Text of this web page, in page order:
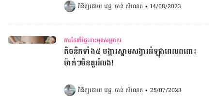
ពិនិត្យដោយ វេជ្ជ. ចាន់ ស៊ីណេត • 14/08/2023
ការថែទាំផ្ទៃពោះមុនសម្រាល
តិចនិកទាំង៥ បង្ការស្នាមសង្វារអំឡុងពេលពពោះ
ម៉ាក់ៗមិនគួររំលង!
ពិនិត្យដោយ វេជ្ជ. ចាន់ ស៊ីណេត • 25/07/2023